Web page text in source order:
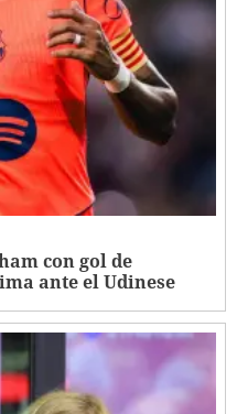
con gol de
ante el Udinese